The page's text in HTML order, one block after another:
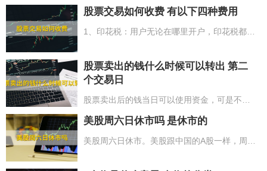
股票交易如何收费 有以下四种费用
1、印花税：用户无论在哪里开户，印花税都是一样的，为股票交易成交额的0.1%；2、佣金：不同业务部门收费不同，股票的交易量低于3000按5-10人民币收费，超过3000按成交额的0.2-0.3%收费。网上交易通常时候将要比柜台交易佣金低0.05%；3、过户费：过户费每千股是1人民币，千股0.1%，深圳股票市场除外；4、其他费用：5人民币以上4项费用均为双向收费。
股票卖出的钱什么时候可以转出 第二
个交易日
股票卖出后的钱当日可以使用资金，可是不能转到银行卡，也就代表着投资者售出股票的资产要到第二个交易日才可以将资产转到银行卡。依据有关要求，投资者售出股票的资产由银证转账转到银行，推行的是T+1制度。因而，投资者售出股票后要到下一个交易日才可以转到投资者的银行账户中。例如：投资者周一售出股票后，在周二（非节假日休市时间）投资者可以转出资产到银行账户中。
美股周六日休市吗 是休市的
美股周六日休市。美股跟中国的A股一样，周六和周日以及节假日是不开市的。但因为美国和中国存有时间差，因此开盘的时长和日期要与中国不一样。此外美股跟中国A股的交易时间也不一样，尽管二者都是有开盘及收盘时间，但美股交易有夏令时间和冬令时之分，每一年的4到11月，选用夏令时间，交易时间6个半小时。每一年的11月到第二年的3月，选用的是冬令时，交易时间6个半小时。